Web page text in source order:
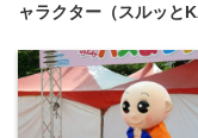
ャラクター（スルッと